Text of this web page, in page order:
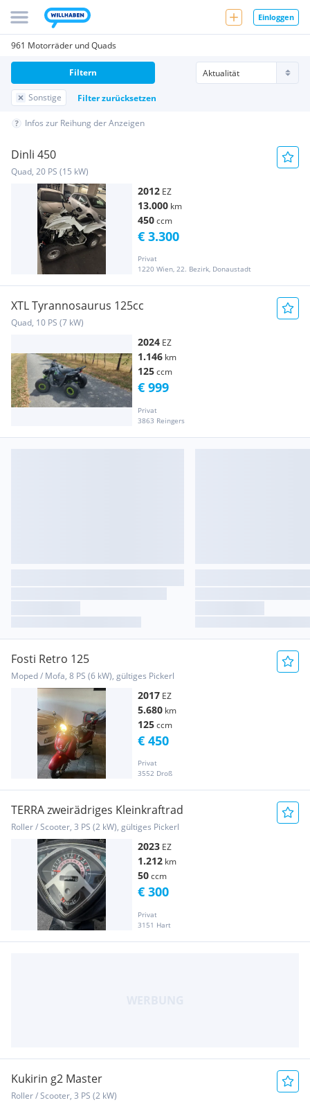
Einloggen
961 Motorräder und Quads
Sonstige Filter zurücksetzen
Filtern
Infos zur Reihung der Anzeigen
Dinli 450
Quad, 20 PS (15 kW)
2012 EZ
13.000 km
450ccm
Privat
1220 Wien, 22. Bezirk, Donaustadt
€ 3.300
XTL Tyrannosaurus 125cc
Quad, 10 PS (7 kW)
2024 EZ
1.146 km
125ccm
Privat
3863 Reingers
€ 999
Fosti Retro 125
Moped / Mofa, 8 PS (6 kW), gültiges Pickerl
2017 EZ
5.680 km
125ccm
Privat
3552 Droß
€ 450
TERRA zweirädriges Kleinkraftrad
Roller / Scooter, 3 PS (2 kW), gültiges Pickerl
2023 EZ
1.212 km
50ccm
Privat
3151 Hart
€ 300
Kukirin g2 Master
Roller / Scooter, 3 PS (2 kW)